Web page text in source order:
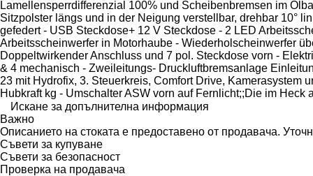
Lamellensperrdifferenzial 100% und Scheibenbremsen im
Sitzpolster längs und in der Neigung verstellbar, drehbar 10°
gefedert - USB Steckdose+ 12 V Steckdose - 2 LED
Arbeitsscheinwerfer in Motorhaube - Wiederholscheinwerfer
Doppeltwirkender Anschluss und 7 pol. Steckdose vorn -
& 4 mechanisch - Zweileitungs- Druckluftbremsanlage
23 mit Hydrofix, 3. Steuerkreis, Comfort Drive,
Hubkraft kg - Umschalter ASW vorn auf Fernlicht;;Die im
Искане за допълнителна информация
Важно
Описанието на стоката е предоставено от продавача.
Съвети за купуване
Съвети за безопасност
Проверка на продавача